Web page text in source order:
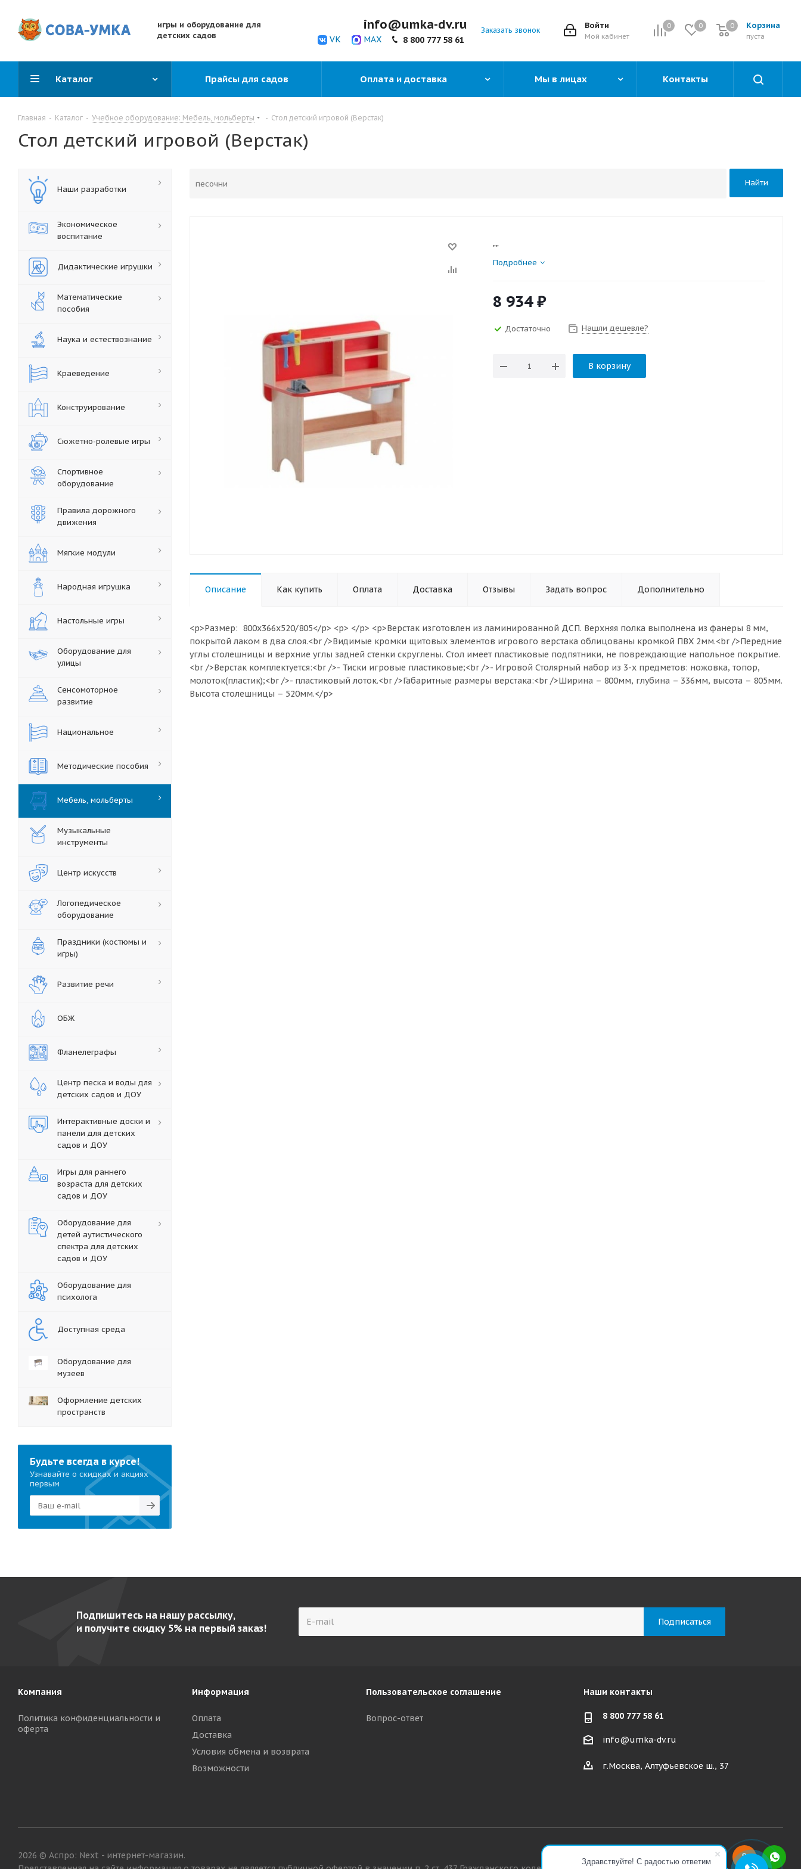
Здравствуйте! С радостью ответим
игры и оборудование для
детских садов
0 0 Корзина
0
пуста
0
Войти
Мой кабинет
VK MAX
info@umka-dv.ru
8 800 777 58 61
Заказать звонок
Каталог Прайсы для садов Оплата и доставка Мы в лицах Контакты
Главная - Каталог - Учебное оборудование: Мебель, мольберты - Стол детский игровой (Верстак)
Стол детский игровой (Верстак)
Найти
""
Подробнее
8 934₽
Достаточно Нашли дешевле?
В корзину
Описание Как купить Оплата Доставка Отзывы Задать вопрос Дополнительно
<p>Размер: 800х366х520/805</p> <p> </p> <p>Верстак изготовлен из ламинированной ДСП. Верхняя полка выполнена из фанеры 8 мм,
покрытой лаком в два слоя.<br />Видимые кромки щитовых элементов игрового верстака облицованы кромкой ПВХ 2мм.<br />Передние
углы столешницы и верхние углы задней стенки скруглены. Стол имеет пластиковые подпятники, не повреждающие напольное покрытие.
<br />Верстак комплектуется:<br />- Тиски игровые пластиковые;<br />- Игровой Столярный набор из 3-х предметов: ножовка, топор,
молоток(пластик);<br />- пластиковый лоток.<br />Габаритные размеры верстака:<br />Ширина – 800мм, глубина – 336мм, высота – 805мм.
Высота столешницы – 520мм.</p>
Наши разработки
Экономическое
воспитание
Дидактические игрушки
Математические
пособия
Наука и естествознание
Краеведение
Конструирование
Сюжетно-ролевые игры
Спортивное
оборудование
Правила дорожного
движения
Мягкие модули
Народная игрушка
Настольные игры
Оборудование для
улицы
Сенсомоторное
развитие
Национальное
Методические пособия
Мебель, мольберты
Музыкальные
инструменты
Центр искусств
Логопедическое
оборудование
Праздники (костюмы и
игры)
Развитие речи
ОБЖ
Фланелеграфы
Центр песка и воды для
детских садов и ДОУ
Интерактивные доски и
панели для детских
садов и ДОУ
Игры для раннего
возраста для детских
садов и ДОУ
Оборудование для
детей аутистического
спектра для детских
садов и ДОУ
Оборудование для
психолога
Доступная среда
Оборудование для
музеев
Оформление детских
пространств
Будьте всегда в курсе!
Узнавайте о скидках и акциях
первым
Подпишитесь на нашу рассылку,
и получите скидку 5% на первый заказ!
Компания
Политика конфиденциальности и
оферта
Информация
Оплата
Доставка
Условия обмена и возврата
Возможности
Пользовательское соглашение
Вопрос-ответ
Наши контакты
8 800 777 58 61
info@umka-dv.ru
г.Москва, Алтуфьевское ш., 37
2026 © Аспро: Next - интернет-магазин.